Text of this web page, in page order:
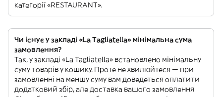
категорії «RESTAURANT».
Чи існує у закладі «La Tagliatella» мінімальна сума
замовлення?
Так, у закладі «La Tagliatella» встановлено мінімальну
суму товарів у кошику. Проте не хвилюйтеся — при
замовленні на меншу суму вам доведеться оплатити
додатковий збір, але доставка вашого замовлення